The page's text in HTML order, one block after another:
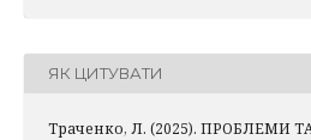
ЯК ЦИТУВАТИ
Траченко, Л. (2025). ПРОБЛЕМИ